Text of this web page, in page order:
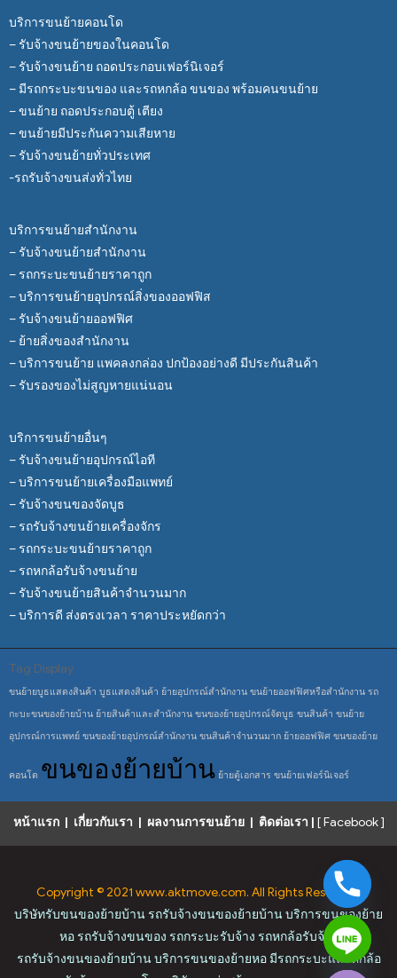
บริการขนย้ายคอนโด
– รับจ้างขนย้ายของในคอนโด
– รับจ้างขนย้าย ถอดประกอบเฟอร์นิเจอร์
– มีรถกระบะขนของ และรถหกล้อ ขนของ พร้อมคนขนย้าย
– ขนย้าย ถอดประกอบตู้ เตียง
– ขนย้ายมีประกันความเสียหาย
– รับจ้างขนย้ายทั่วประเทศ
-รถรับจ้างขนส่งทั่วไทย
บริการขนย้ายสำนักงาน
– รับจ้างขนย้ายสำนักงาน
– รถกระบะขนย้ายราคาถูก
– บริการขนย้ายอุปกรณ์สิ่งของออฟฟิส
– รับจ้างขนย้ายออฟฟิศ
– ย้ายสิ่งของสำนักงาน
– บริการขนย้าย แพคลงกล่อง ปกป้องอย่างดี มีประกันสินค้า
– รับรองของไม่สูญหายแน่นอน
บริการขนย้ายอื่นๆ
– รับจ้างขนย้ายอุปกรณ์ไอที
– บริการขนย้ายเครื่องมือแพทย์
– รับจ้างขนของจัดบูธ
– รถรับจ้างขนย้ายเครื่องจักร
– รถกระบะขนย้ายราคาถูก
– รถหกล้อรับจ้างขนย้าย
– รับจ้างขนย้ายสินค้าจำนวนมาก
– บริการดี ส่งตรงเวลา ราคาประหยัดกว่า
Tag Display
ขนย้ายบูธแสดงสินค้า บูธแสดงสินค้า ย้ายอุปกรณ์สำนักงาน ขนย้ายออฟฟิศหรือสำนักงาน รถ
กะบะขนของย้ายบ้าน ย้ายสินค้าและสำนักงาน ขนของย้ายอุปกรณ์จัดบูธ ขนสินค้า ขนย้าย
อุปกรณ์การแพทย์ ขนของย้ายอุปกรณ์สำนักงาน ขนสินค้าจำนวนมาก ย้ายออฟฟิศ ขนของย้าย
คอนโด ขนของย้ายบ้าน ย้ายตู้เอกสาร ขนย้ายเฟอร์นิเจอร์
หน้าแรก| เกี่ยวกับเรา | ผลงานการขนย้าย| ติดต่อเรา | [ Facebook ]
Copyright © 2021 www.aktmove.com. All Rights Reserved.
บริษัทรับขนของย้ายบ้าน รถรับจ้างขนของย้ายบ้าน บริการขนของย้าย
หอ รถรับจ้างขนของ รถกระบะรับจ้าง รถหกล้อรับจ้าง
รถรับจ้างขนของย้ายบ้าน บริการขนของย้ายหอ มีรถกระบะและหกล้อ
H
i
d
e
c
a
t
y